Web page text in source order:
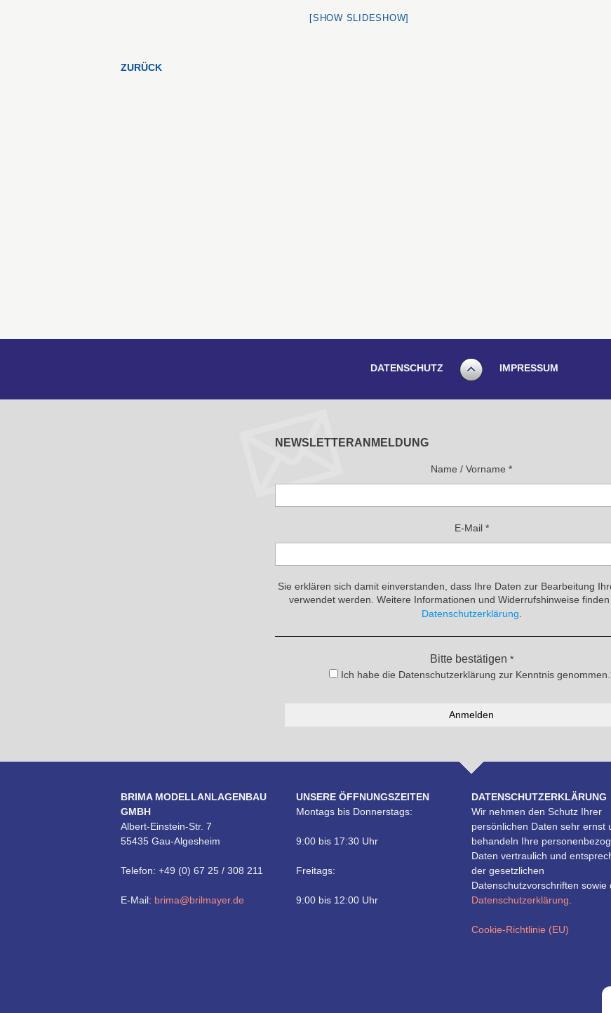
[SHOW SLIDESHOW]
ZURÜCK
DATENSCHUTZ IMPRESSUM
NEWSLETTERANMELDUNG
Name / Vorname *
E-Mail *
Sie erklären sich damit einverstanden, dass Ihre Daten zur Bearbeitung
verwendet werden. Weitere Informationen und Widerrufshinweise
Datenschutzerklärung
Bitte bestätigen *
Ich habe die Datenschutzerklärung zur Kenntnis
BRIMA MODELLANLAGENBAU
GMBH
Albert-Einstein-Str. 7
55435 Gau-Algesheim
Telefon: +49 (0) 67 25 / 308 211
E-Mail: brima@brilmayer.de
UNSERE ÖFFNUNGSZEITEN
Montags bis Donnerstags:
9:00 bis 17:30 Uhr
Freitags:
9:00 bis 12:00 Uhr
DATENSCHUTZERKLÄRUNG
Wir nehmen den Schutz Ihrer
persönlichen Daten sehr ernst
behandeln Ihre
Daten vertraulich und
der gesetzlichen
Datenschutzvorschriften sowie
Datenschutzerklärung
Cookie-Richtlinie (EU)